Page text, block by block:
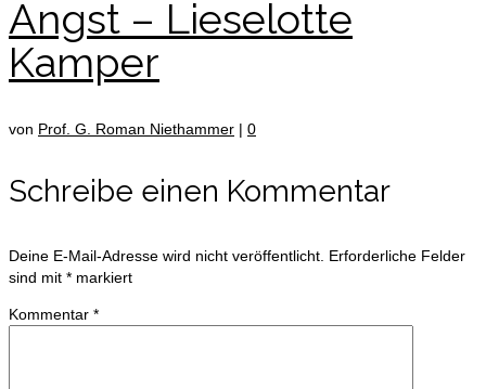
Angst – Lieselotte
Kamper
von Prof. G. Roman Niethammer | 0
Schreibe einen Kommentar
Deine E-Mail-Adresse wird nicht veröffentlicht. Erforderliche Felder
sind mit * markiert
Kommentar *